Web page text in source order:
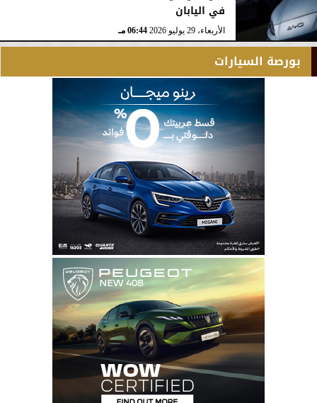
في اليابان
الأربعاء، 29 يوليو 2026 06:44 مـ
بورصة السيارات